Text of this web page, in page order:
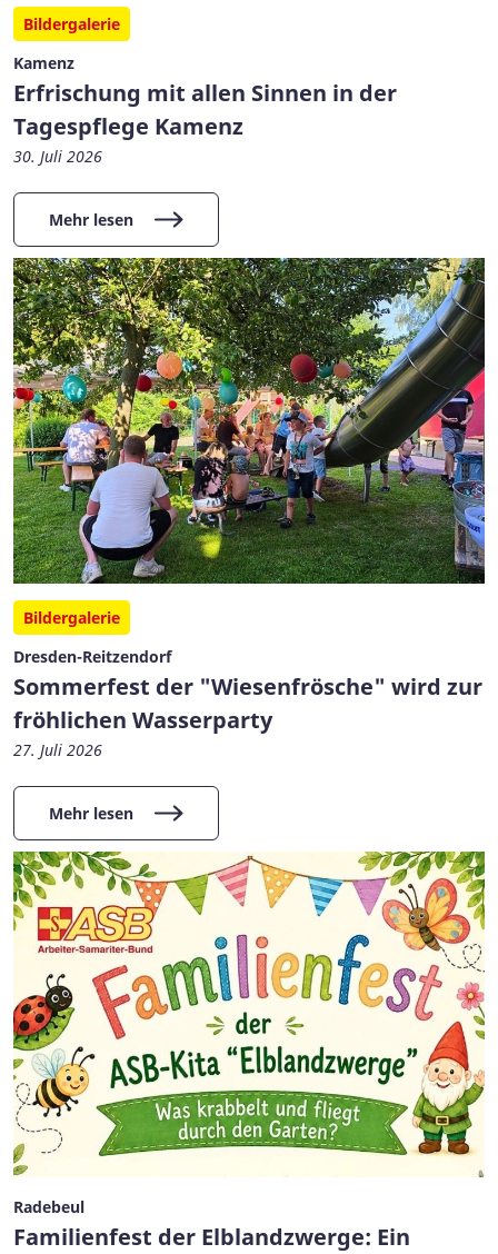
Bildergalerie
Kamenz
Erfrischung mit allen Sinnen in der
Tagespflege Kamenz
30. Juli 2026
Mehr lesen
Bildergalerie
Dresden-Reitzendorf
Sommerfest der "Wiesenfrösche" wird zur
fröhlichen Wasserparty
27. Juli 2026
Mehr lesen
Radebeul
Familienfest der Elblandzwerge: Ein